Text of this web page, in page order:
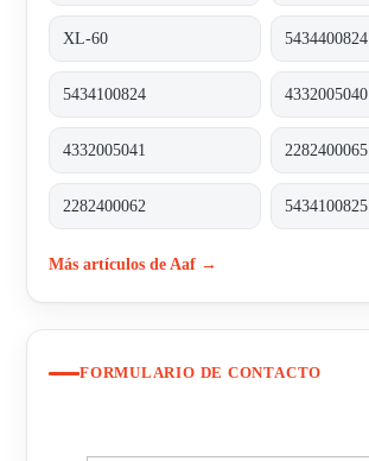
XL-60 5434400824
5434100824 4332005040
4332005041 2282400065
2282400062 5434100825
Más artículos de Aaf →
FORMULARIO DE CONTACTO